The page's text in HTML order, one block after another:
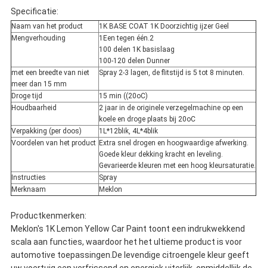
Specificatie:
Naam van het product
1K BASE COAT 1K Doorzichtig ijzer Geel
Mengverhouding
1Een tegen één.2
100 delen 1K basislaag
100-120 delen Dunner
met een breedte van niet
meer dan 15 mm
Spray 2-3 lagen, de flitstijd is 5 tot 8 minuten.
Droge tijd
15 min ((20oC)
Houdbaarheid
2 jaar in de originele verzegelmachine op een
koele en droge plaats bij 20oC
Verpakking (per doos)
1L*12blik, 4L*4blik
Voordelen van het product Extra snel drogen en hoogwaardige afwerking.
Goede kleur dekking kracht en leveling.
Gevarieerde kleuren met een hoog kleursaturatie.
Instructies
Spray
Merknaam
Meklon
Productkenmerken:
Meklon's 1K Lemon Yellow Car Paint toont een indrukwekkend
scala aan functies, waardoor het het ultieme product is voor
automotive toepassingen.De levendige citroengele kleur geeft